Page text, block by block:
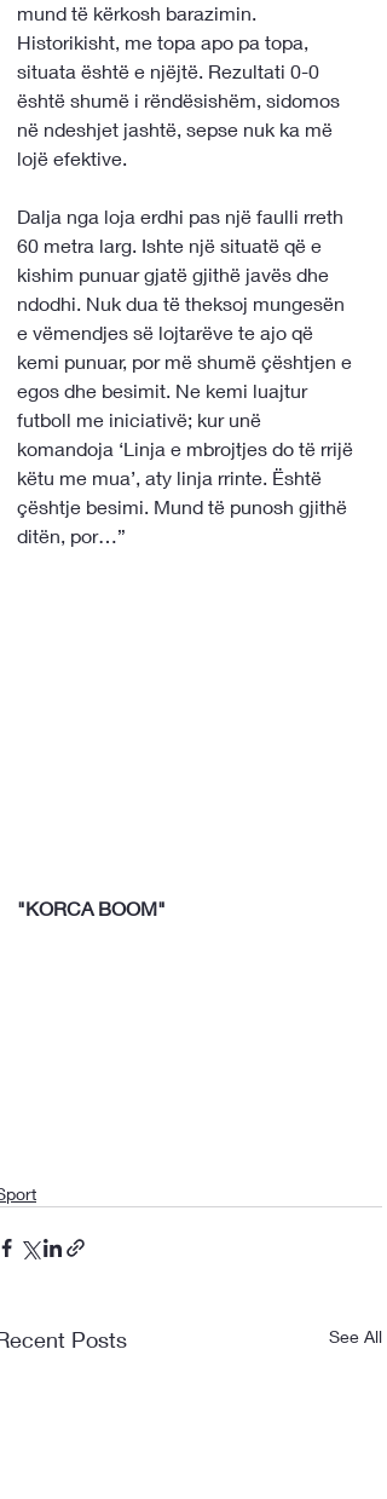
mund të kërkosh barazimin.
Historikisht, me topa apo pa topa,
situata është e njëjtë. Rezultati 0-0
është shumë i rëndësishëm, sidomos
në ndeshjet jashtë, sepse nuk ka më
lojë efektive.
Dalja nga loja erdhi pas një faulli rreth
60 metra larg. Ishte një situatë që e
kishim punuar gjatë gjithë javës dhe
ndodhi. Nuk dua të theksoj mungesën
e vëmendjes së lojtarëve te ajo që
kemi punuar, por më shumë çështjen e
egos dhe besimit. Ne kemi luajtur
futboll me iniciativë; kur unë
komandoja ‘Linja e mbrojtjes do të rrijë
këtu me mua’, aty linja rrinte. Është
çështje besimi. Mund të punosh gjithë
ditën, por…”
"KORCA BOOM"
Posts See All